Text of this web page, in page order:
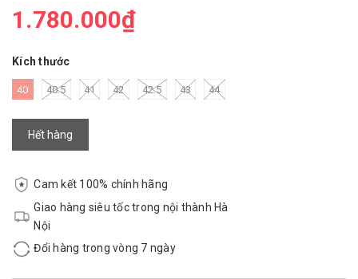
1.780.000₫
Kích thước
40 40.5 41 42 42.5 43 44
Hết hàng
Cam kết 100% chính hãng
Giao hàng siêu tốc trong nội thành Hà
Nội
Đổi hàng trong vòng 7 ngày